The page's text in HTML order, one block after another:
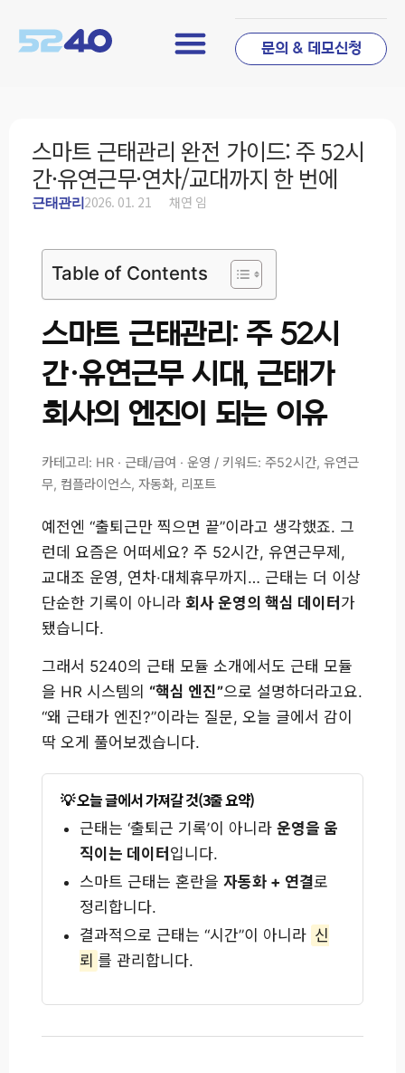
문의 & 데모신청
Table of Contents
스마트 근태관리: 주 52시
간·유연근무 시대, 근태가
회사의 엔진이 되는 이유
카테고리: HR · 근태/급여 · 운영 / 키워드: 주52시간, 유연근
무, 컴플라이언스, 자동화, 리포트
예전엔 “출퇴근만 찍으면 끝”이라고 생각했죠. 그
런데 요즘은 어떠세요? 주 52시간, 유연근무제,
교대조 운영, 연차·대체휴무까지… 근태는 더 이상
단순한 기록이 아니라 회사 운영의 핵심 데이터 가
됐습니다.
그래서 5240의 근태 모듈 소개에서도 근태 모듈
을 HR 시스템의 “핵심 엔진”으로 설명하더라고요.
“왜 근태가 엔진?”이라는 질문, 오늘 글에서 감이
딱 오게 풀어보겠습니다.
오늘 글에서 가져갈 것(3줄 요약)
근태는 ‘출퇴근 기록’이 아니라 운영을 움
직이는 데이터 입니다.
스마트 근태는 혼란을 자동화 + 연결로
정리합니다.
결과적으로 근태는 “시간”이 아니라 신
뢰 를 관리합니다.
스마트 근태관리 완전 가이드: 주 52시
간·유연근무·연차/교대까지 한 번에
근태관리2026. 01. 21 채연 임